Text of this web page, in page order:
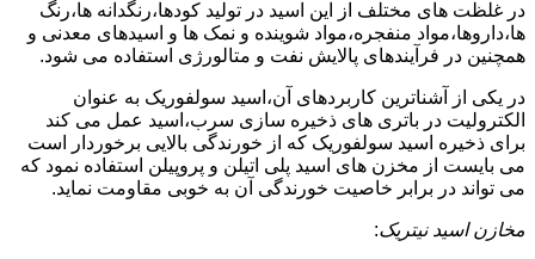
در غلظت های مختلف از این اسید در تولید کودها،رنگدانه ها،رنگ
ها،داروها،مواد منفجره،مواد شوینده و نمک ها و اسیدهای معدنی و
همچنین در فرآیندهای پالایش نفت و متالورژی استفاده می شود.
در یکی از آشناترین کاربردهای آن،اسید سولفوریک به عنوان
الکترولیت در باتری های ذخیره سازی سرب،اسید عمل می کند
برای ذخیره اسید سولفوریک که از خورندگی بالایی برخوردار است
می بایست از مخزن های اسید پلی اتیلن و پروپیلن استفاده نمود که
می تواند در برابر خاصیت خورندگی آن به خوبی مقاومت نماید.
مخازن اسید نیتریک: